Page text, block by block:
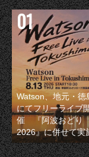
Watson、地元・徳
にてフリーライブ
催 『阿波おどり
2026』に併せて実